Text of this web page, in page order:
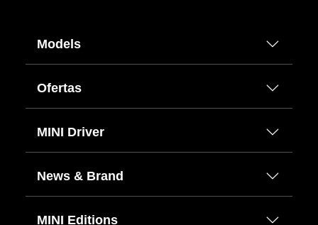
Models
Ofertas
MINI Driver
News & Brand
MINI Editions